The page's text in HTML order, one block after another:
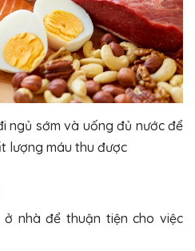
ngủ sớm và uống đủ nước để
lượng máu thu được
nhà để thuận tiện cho việc